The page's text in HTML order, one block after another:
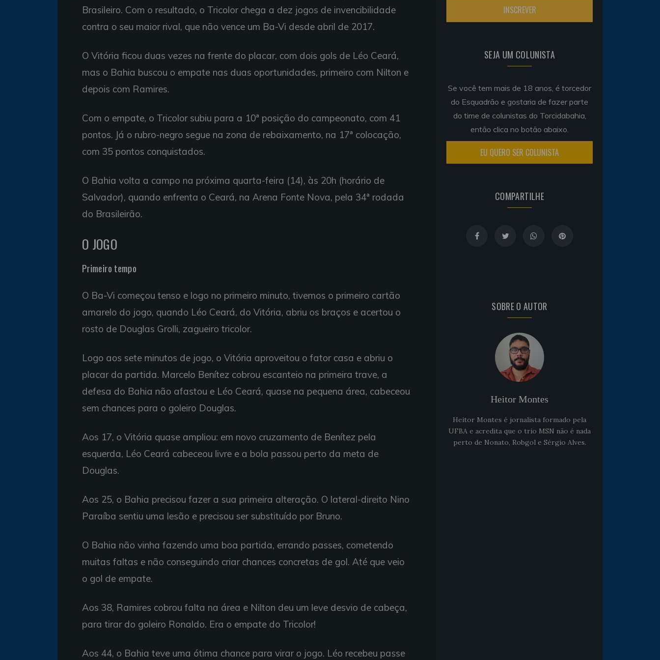
Brasileiro. Com o resultado, o Tricolor chega a dez jogos de invencibilidade
contra o seu maior rival, que não vence um Ba-Vi desde abril de 2017.
O Vitória ficou duas vezes na frente do placar, com dois gols de Léo Ceará,
mas o Bahia buscou o empate nas duas oportunidades, primeiro com Nilton e
depois com Ramires.
Com o empate, o Tricolor subiu para a 10ª posição do campeonato, com 41
pontos. Já o rubro-negro segue na zona de rebaixamento, na 17ª colocação,
com 35 pontos conquistados.
O Bahia volta a campo na próxima quarta-feira (14), às 20h (horário de
Salvador), quando enfrenta o Ceará, na Arena Fonte Nova, pela 34ª rodada
do Brasileirão.
O JOGO
Primeiro tempo
O Ba-Vi começou tenso e logo no primeiro minuto, tivemos o primeiro cartão
amarelo do jogo, quando Léo Ceará, do Vitória, abriu os braços e acertou o
rosto de Douglas Grolli, zagueiro tricolor.
Logo aos sete minutos de jogo, o Vitória aproveitou o fator casa e abriu o
placar da partida. Marcelo Benítez cobrou escanteio na primeira trave, a
defesa do Bahia não afastou e Léo Ceará, quase na pequena área, cabeceou
sem chances para o goleiro Douglas.
Aos 17, o Vitória quase ampliou: em novo cruzamento de Benítez pela
esquerda, Léo Ceará cabeceou livre e a bola passou perto da meta de
Douglas.
Aos 25, o Bahia precisou fazer a sua primeira alteração. O lateral-direito Nino
Paraíba sentiu uma lesão e precisou ser substituído por Bruno.
O Bahia não vinha fazendo uma boa partida, errando passes, cometendo
muitas faltas e não conseguindo criar chances concretas de gol. Até que veio
o gol de empate.
Aos 38, Ramires cobrou falta na área e Nilton deu um leve desvio de cabeça,
para tirar do goleiro Ronaldo. Era o empate do Tricolor!
Aos 44, o Bahia teve uma ótima chance para virar o jogo. Léo recebeu passe
SEJA UM COLUNISTA
Se você tem mais de 18 anos, é torcedor
do Esquadrão e gostaria de fazer parte
do time de colunistas do Torcidabahia,
então clica no botão abaixo.
EU QUERO SER COLUNISTA
COMPARTILHE
SOBRE O AUTOR
Heitor Montes
Heitor Montes é jornalista formado pela
UFBA e acredita que o trio MSN não é nada
perto de Nonato, Robgol e Sérgio Alves.